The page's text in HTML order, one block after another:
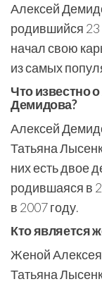
Алексей
родившийся 23
начал свою
из самых
Что известно
Демидова?
Алексей
Татьяна
них есть двое
родившаяся в
в 2007 году.
Кто является
Женой
Татьяна